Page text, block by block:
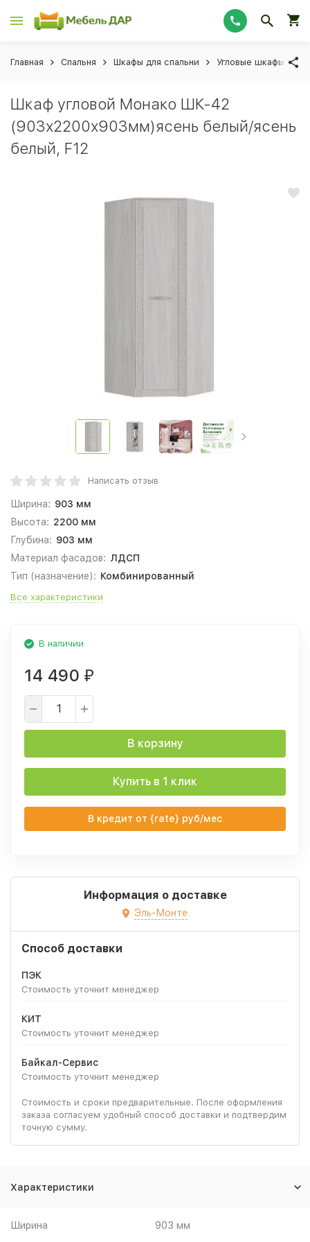
Главная Спальня Шкафы для спальни Угловые шкафы для
Шкаф угловой Монако ШК-42
(903х2200х903мм)ясень белый/ясень
белый, F12
Написать отзыв
Ширина: 903 мм
Высота: 2200 мм
Глубина: 903 мм
Материал фасадов: ЛДСП
Тип (назначение): Комбинированный
Все характеристики
В наличии
14 490 ₽
В корзину
Купить в 1 клик
В кредит от {rate} руб/мес
Информация о доставке
Эль-Монте
Способ доставки
ПЭК
Стоимость уточнит менеджер
КИТ
Стоимость уточнит менеджер
Байкал-Сервис
Стоимость уточнит менеджер
Стоимость и сроки предварительные. После оформления
заказа согласуем удобный способ доставки и подтвердим
точную сумму.
Характеристики
Ширина 903 мм